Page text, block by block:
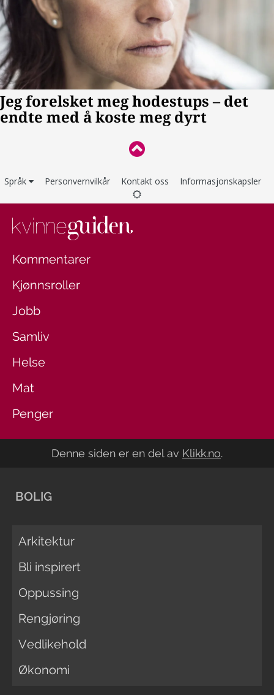
Språk Personvernvilkår Kontakt oss Informasjonskapsler
Kommentarer
Kjønnsroller
Jobb
Samliv
Helse
Mat
Penger
Denne siden er en del av Klikk.no.
BOLIG
Arkitektur
Bli inspirert
Oppussing
Rengjøring
Vedlikehold
Økonomi